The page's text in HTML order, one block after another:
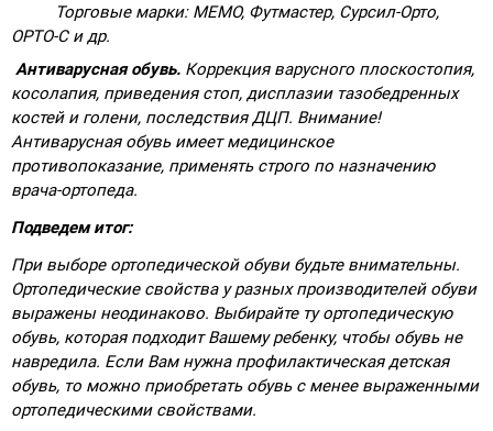
Торговые марки: MEMO, Футмастер, Сурсил-Орто,
ОРТО-С и др.
Антиварусная обувь. Коррекция варусного плоскостопия,
косолапия, приведения стоп, дисплазии тазобедренных
костей и голени, последствия ДЦП. Внимание!
Антиварусная обувь имеет медицинское
противопоказание, применять строго по назначению
врача-ортопеда.
Подведем итог:
При выборе ортопедической обуви будьте внимательны.
Ортопедические свойства у разных производителей обуви
выражены неодинаково. Выбирайте ту ортопедическую
обувь, которая подходит Вашему ребенку, чтобы обувь не
навредила. Если Вам нужна профилактическая детская
обувь, то можно приобретать обувь с менее выраженными
ортопедическими свойствами.